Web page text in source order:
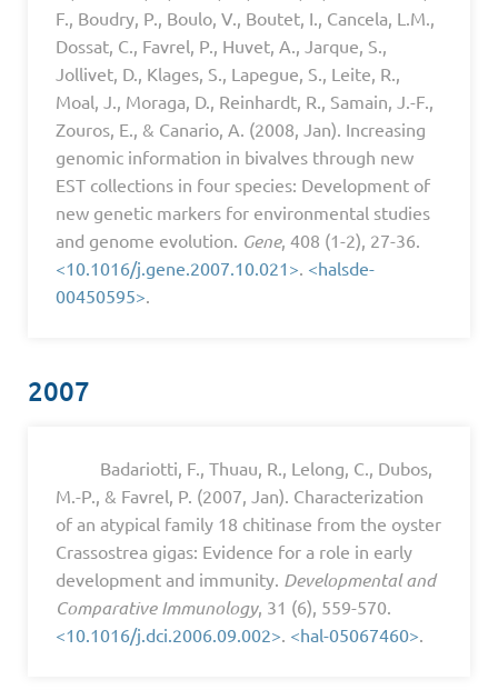
F., Boudry, P., Boulo, V., Boutet, I., Cancela, L.M.,
Dossat, C., Favrel, P., Huvet, A., Jarque, S.,
Jollivet, D., Klages, S., Lapegue, S., Leite, R.,
Moal, J., Moraga, D., Reinhardt, R., Samain, J.-F.,
Zouros, E., & Canario, A. (2008, Jan). Increasing
genomic information in bivalves through new
EST collections in four species: Development of
new genetic markers for environmental studies
and genome evolution. Gene, 408 (1-2), 27-36.
<10.1016/j.gene.2007.10.021>. <halsde-
00450595>.
2007
Badariotti, F., Thuau, R., Lelong, C., Dubos,
M.-P., & Favrel, P. (2007, Jan). Characterization
of an atypical family 18 chitinase from the oyster
Crassostrea gigas: Evidence for a role in early
development and immunity. Developmental and
Comparative Immunology, 31 (6), 559-570.
<10.1016/j.dci.2006.09.002>. <hal-05067460>.